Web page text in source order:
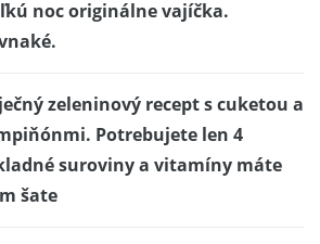
noc originálne vajíčka.
zeleninový recept s cuketou a
Potrebujete len 4
suroviny a vitamíny máte
šate